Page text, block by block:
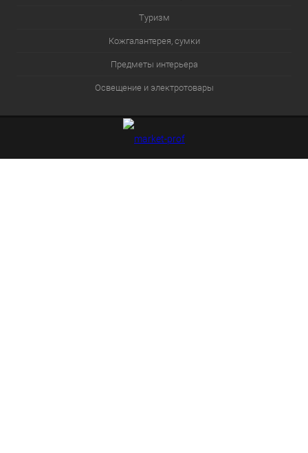
Туризм
Кожгалантерея, сумки
Предметы интерьера
Освещение и электротовары